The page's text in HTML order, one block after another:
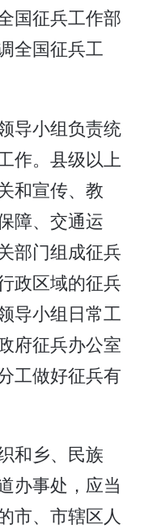
国征兵工作部
全国征兵工
导小组负责统
作。县级以上
和宣传、教
障、交通运
部门组成征兵
政区域的征兵
导小组日常工
府征兵办公室
工做好征兵有
和乡、民族
办事处，应当
市、市辖区人